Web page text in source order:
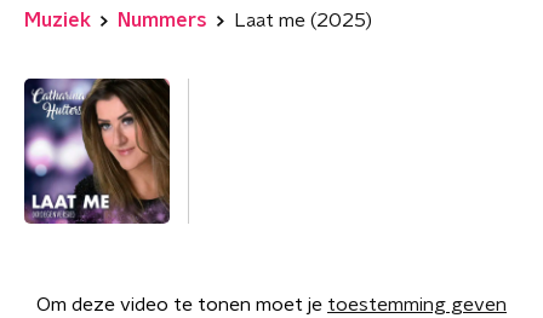
Muziek Nummers Laat me (2025)
Om deze video te tonen moet je toestemming geven